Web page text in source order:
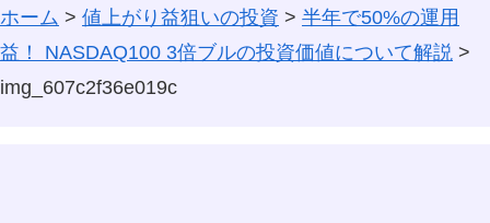
ホーム > 値上がり益狙いの投資 > 半年で50%の運用
益！ NASDAQ100 3倍ブルの投資価値について解説 >
img_607c2f36e019c